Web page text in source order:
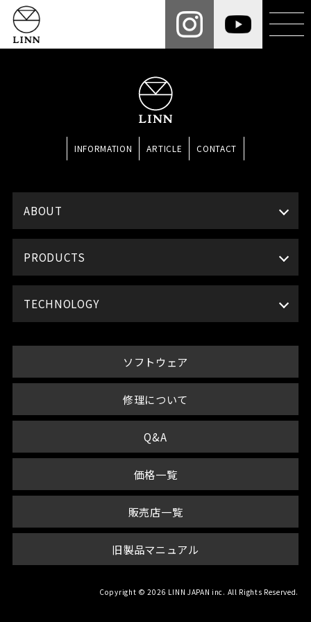
INFORMATION ARTICLE CONTACT
ABOUT
PRODUCTS
TECHNOLOGY
ソフトウェア
修理について
Q&A
価格一覧
販売店一覧
旧製品マニュアル
Copyright © 2026 LINN JAPAN inc. All Rights Reserved.